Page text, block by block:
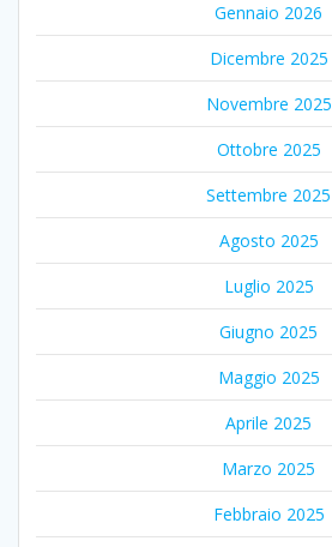
Gennaio 2026
Dicembre 2025
Novembre 2025
Ottobre 2025
Settembre 2025
Agosto 2025
Luglio 2025
Giugno 2025
Maggio 2025
Aprile 2025
Marzo 2025
Febbraio 2025